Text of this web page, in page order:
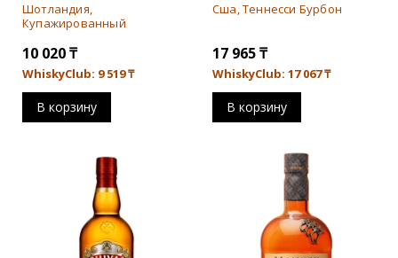
Шотландия,
Купажированный
10 020₸
WhiskyClub: 9 519₸
В корзину
Сша, Теннесси Бурбон
17 965₸
WhiskyClub: 17 067₸
В корзину